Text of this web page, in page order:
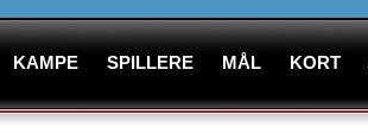
KAMPE SPILLERE MÅL KORT